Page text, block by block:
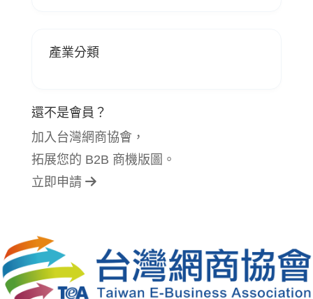
產業分類
還不是會員？
加入台灣網商協會，
拓展您的 B2B 商機版圖。
立即申請